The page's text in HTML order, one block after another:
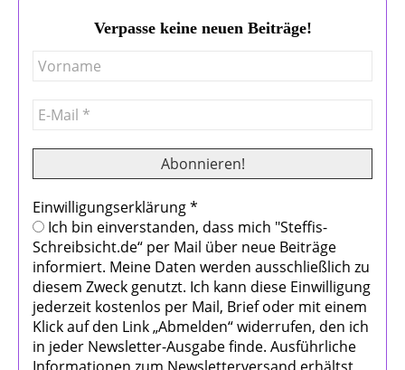
Verpasse keine neuen Beiträge!
Einwilligungserklärung*
Ich bin einverstanden, dass mich "Steffis-
Schreibsicht.de“ per Mail über neue Beiträge
informiert. Meine Daten werden ausschließlich zu
diesem Zweck genutzt. Ich kann diese Einwilligung
jederzeit kostenlos per Mail, Brief oder mit einem
Klick auf den Link „Abmelden“ widerrufen, den ich
in jeder Newsletter-Ausgabe finde. Ausführliche